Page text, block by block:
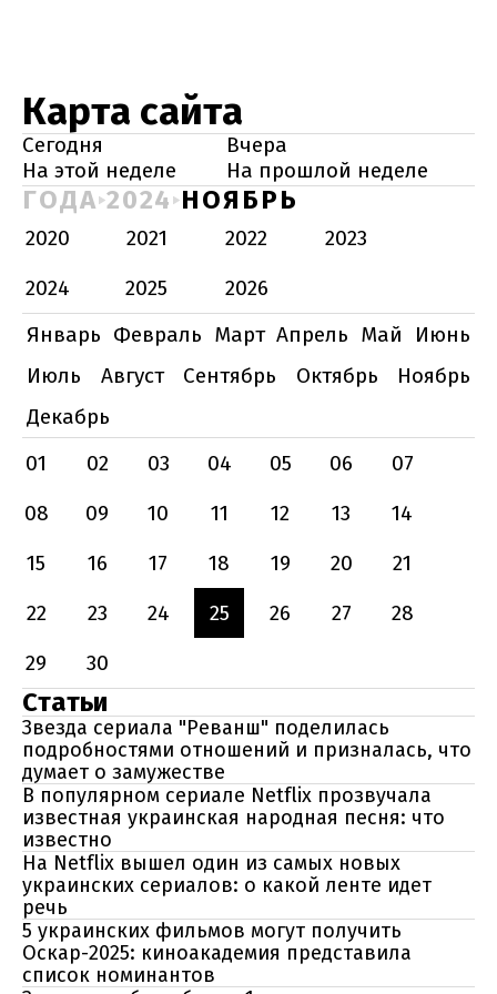
Карта сайта
Сегодня
Вчера
На этой неделе
На прошлой неделе
ГОДА 2024 НОЯБРЬ
2020 2021 2022
2023
2024
2025
2026
Январь Февраль Март Апрель Май
Июнь
Июль
Август Сентябрь Октябрь
Ноябрь
Декабрь
01
02 03 04 05 06
07
08
09 10 11 12 13
14
15
16 17 18 19 20
21
22
23 24 25 26 27
28
29
30
Статьи
Звезда сериала "Реванш" поделилась
подробностями отношений и призналась, что
думает о замужестве
В популярном сериале Netflix прозвучала
известная украинская народная песня: что
известно
На Netflix вышел один из самых новых
украинских сериалов: о какой ленте идет
речь
5 украинских фильмов могут получить
Оскар-2025: киноакадемия представила
список номинантов